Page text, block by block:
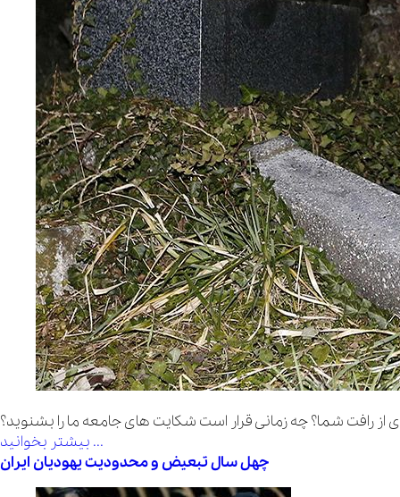
از رافت شما؟ چه زمانی قرار است شکایت های جامعه ما را بشنوید؟
بیشتر بخوانید ...
چهل سال تبعیض و محدودیت یهودیان ایران